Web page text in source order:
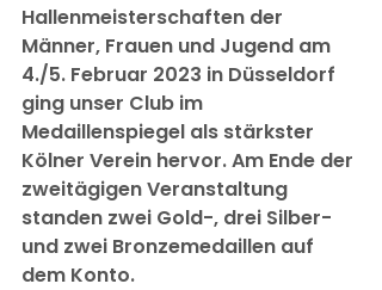
Hallenmeisterschaften der
Männer, Frauen und Jugend am
4./5. Februar 2023 in Düsseldorf
ging unser Club im
Medaillenspiegel als stärkster
Kölner Verein hervor. Am Ende der
zweitägigen Veranstaltung
standen zwei Gold-, drei Silber-
und zwei Bronzemedaillen auf
dem Konto.